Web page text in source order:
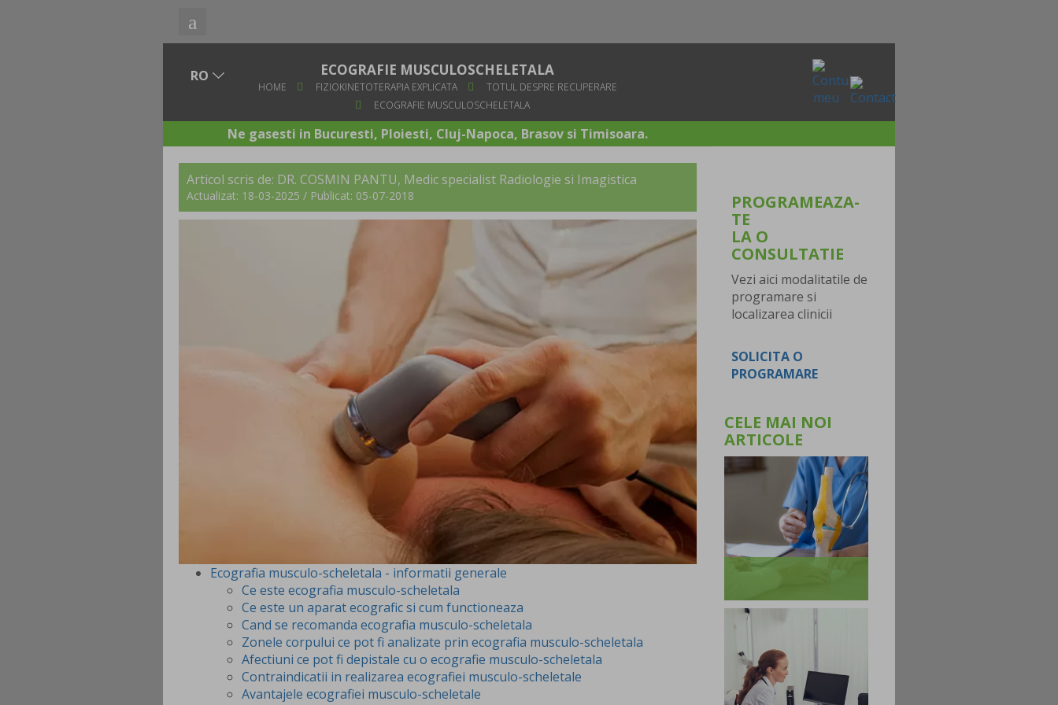
ECOGRAFIE MUSCULOSCHELETALA
HOME FIZIOKINETOTERAPIA EXPLICATA
TOTUL DESPRE RECUPERARE
ECOGRAFIE MUSCULOSCHELETALA
Ne gasesti in Bucuresti, Ploiesti, Cluj-Napoca, Brasov si Timisoara.
Articol scris de: DR. COSMIN PANTU, Medic specialist Radiologie si Imagistica
Actualizat: 18-03-2025 / Publicat: 05-07-2018
Ecografia musculo-scheletala - informatii generale
Ce este ecografia musculo-scheletala
Ce este un aparat ecografic si cum functioneaza
Cand se recomanda ecografia musculo-scheletala
Zonele corpului ce pot fi analizate prin ecografia musculo-scheletala
Afectiuni ce pot fi depistale cu o ecografie musculo-scheletala
Contraindicatii in realizarea ecografiei musculo-scheletale
Avantajele ecografiei musculo-scheletale
PROGRAMEAZA-
TE
LA O
CONSULTATIE
Vezi aici modalitatile de
programare si
localizarea clinicii
SOLICITA O
PROGRAMARE
CELE MAI NOI
ARTICOLE